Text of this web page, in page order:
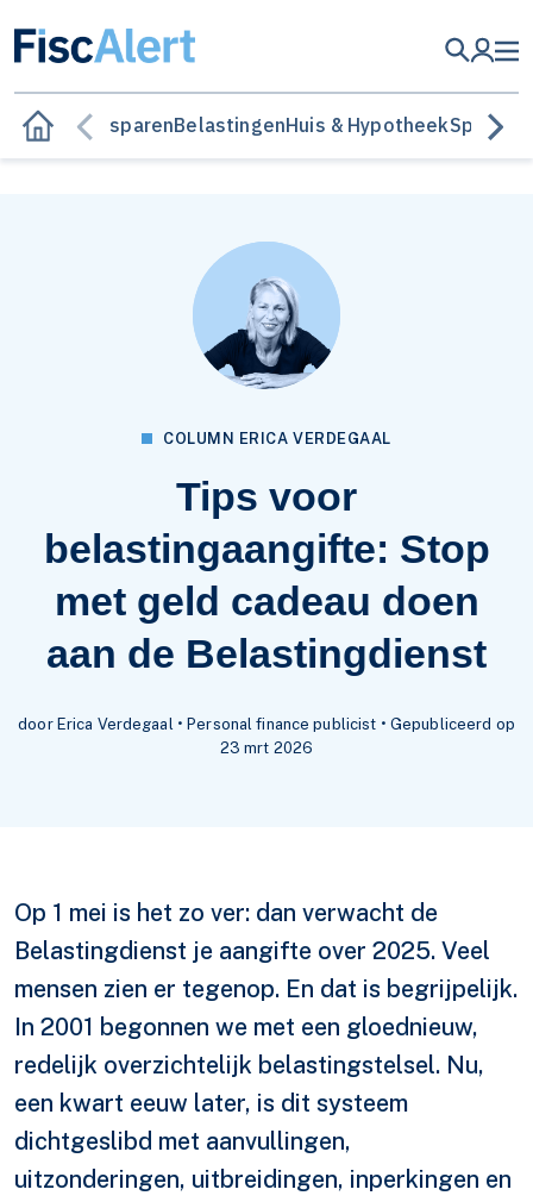
BesparenBelastingenHuis & HypotheekSparen
COLUMN ERICA VERDEGAAL
Tips voor
belastingaangifte: Stop
met geld cadeau doen
aan de Belastingdienst
door Erica Verdegaal • Personal finance publicist • Gepubliceerd op
23 mrt 2026
Op 1 mei is het zo ver: dan verwacht de
Belastingdienst je aangifte over 2025. Veel
mensen zien er tegenop. En dat is begrijpelijk.
In 2001 begonnen we met een gloednieuw,
redelijk overzichtelijk belastingstelsel. Nu,
een kwart eeuw later, is dit systeem
dichtgeslibd met aanvullingen,
uitzonderingen, uitbreidingen, inperkingen en